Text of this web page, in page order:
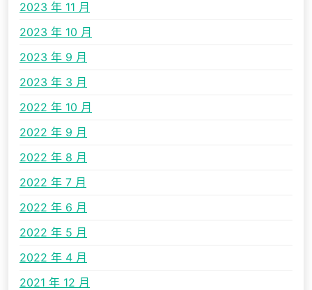
2023 年 11 月
2023 年 10 月
2023 年 9 月
2023 年 3 月
2022 年 10 月
2022 年 9 月
2022 年 8 月
2022 年 7 月
2022 年 6 月
2022 年 5 月
2022 年 4 月
2021 年 12 月